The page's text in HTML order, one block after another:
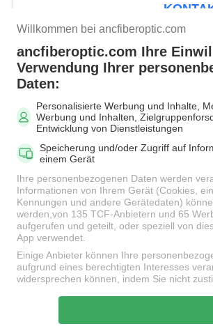
Beliebte Kategorien
MPO Glasfaserkabel LWL-
Faser-
LWL Pigtail LWL
Fiber Optic-Splitter LWL-
Willkommen bei ancfiberoptic.com
ancfiberoptic.com Ihre
Verwendung Ihrer
Daten:
Personalisierte Werbung und Inhalte,
Werbung und Inhalten,
Entwicklung von Dienstleistungen
Speicherung und/oder Zugriff auf
einem Gerät
Ihre personenbezogenen Daten werden
Informationen von Ihrem Gerät (Cookies,
Kennungen und andere Gerätedaten)
werden,von 135 TCF-Anbietern und 65
aufgerufen und geteilt, oder speziell von
App verwendet.
Einige Anbieter können Ihre
aufgrund eines berechtigten Interesses
widersprechen können, indem Sie nicht